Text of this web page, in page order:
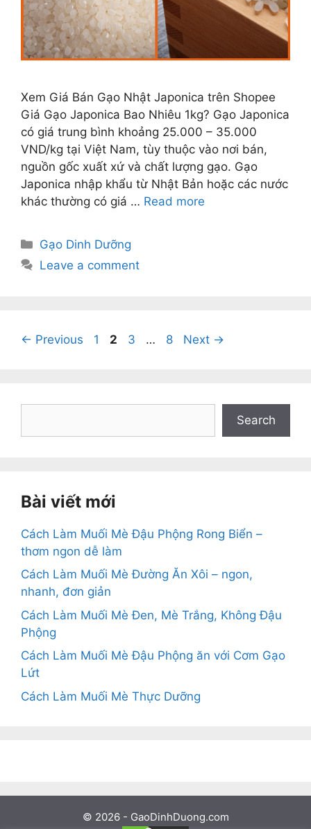
Xem Giá Bán Gạo Nhật Japonica trên Shopee
Giá Gạo Japonica Bao Nhiêu 1kg? Gạo Japonica
có giá trung bình khoảng 25.000 – 35.000
VND/kg tại Việt Nam, tùy thuộc vào nơi bán,
nguồn gốc xuất xứ và chất lượng gạo. Gạo
Japonica nhập khẩu từ Nhật Bản hoặc các nước
khác thường có giá … Read more
Categories
Gạo Dinh Dưỡng
Leave a comment
← Previous Page
1 Page
2 Page
3 … Page
8 Next →
Search
Bài viết mới
Cách Làm Muối Mè Đậu Phộng Rong Biển –
thơm ngon dễ làm
Cách Làm Muối Mè Đường Ăn Xôi – ngon,
nhanh, đơn giản
Cách Làm Muối Mè Đen, Mè Trắng, Không Đậu
Phộng
Cách Làm Muối Mè Đậu Phộng ăn với Cơm Gạo
Lứt
Cách Làm Muối Mè Thực Dưỡng
© 2026 - GaoDinhDuong.com